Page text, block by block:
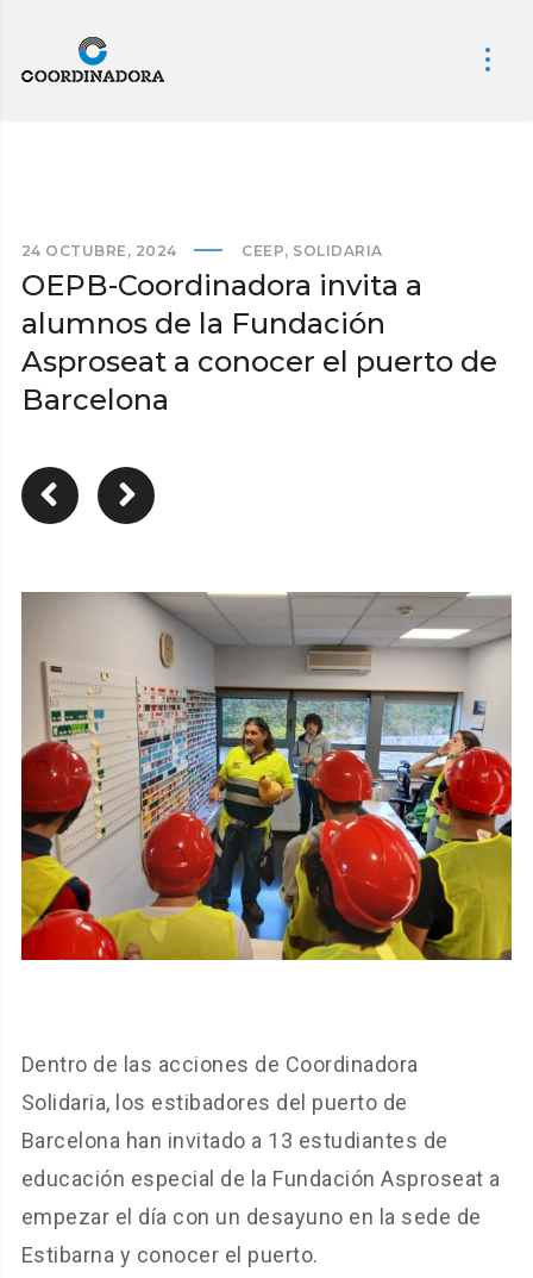
24 OCTUBRE, 2024 CEEP, SOLIDARIA
OEPB-Coordinadora invita a
alumnos de la Fundación
Asproseat a conocer el puerto de
Barcelona
Dentro de las acciones de Coordinadora
Solidaria, los estibadores del puerto de
Barcelona han invitado a 13 estudiantes de
educación especial de la Fundación Asproseat a
empezar el día con un desayuno en la sede de
Estibarna y conocer el puerto.